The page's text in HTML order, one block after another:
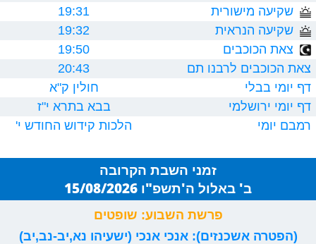
שקיעה מישורית
19:31
שקיעה הנראית
19:32
צאת הכוכבים
19:50
צאת הכוכבים לרבנו תם
20:43
דף יומי בבלי
חולין ק"א
דף יומי ירושלמי
בבא בתרא י"ז
רמבם יומי
הלכות קידוש החודש י'
זמני השבת הקרובה
ב' באלול ה'תשפ"ו 15/08/2026
פרשת השבוע: שופטים
(הפטרה אשכנזים): אנכי אנכי (ישעיהו נא,יב-נב,יב)